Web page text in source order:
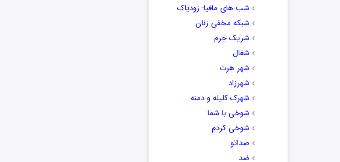
شب های مافیا: زودیاک
شبکه مخفی زنان
شریک جرم
شغال
شهر هرت
شهرزاد
شهرک کلیله و دمنه
شوخی با شما
شوخی کردم
صداتو
ضد